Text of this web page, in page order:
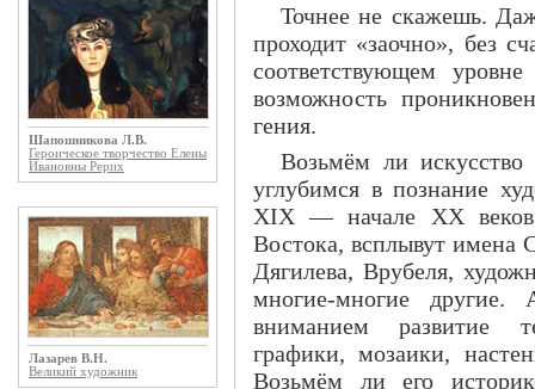
Шапошникова Л.В.
Героическое творчество Елены
Ивановны Рерих
Лазарев В.Н.
Великий художник
Точнее не скажешь.
проходит «заочно», без
соответствующем
возможность
гения.
Возьмём ли
углубимся в познание
XIX — начале XX
Востока, всплывут
Дягилева, Врубеля,
многие-многие
вниманием развитие
графики, мозаики,
Возьмём ли его